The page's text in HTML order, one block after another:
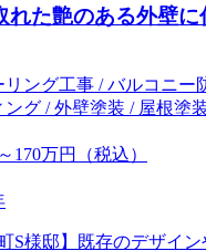
れた艶のある外壁
リング工事 / バルコニー
ング / 外壁塗装 / 屋根塗
170万円（税込）